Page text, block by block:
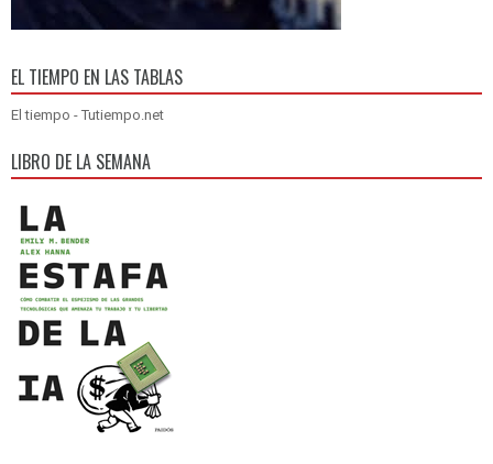
EL TIEMPO EN LAS TABLAS
El tiempo - Tutiempo.net
LIBRO DE LA SEMANA